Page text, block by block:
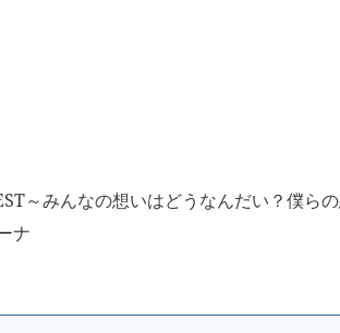
～みんなの想いはどうなんだい？僕ら
ナ